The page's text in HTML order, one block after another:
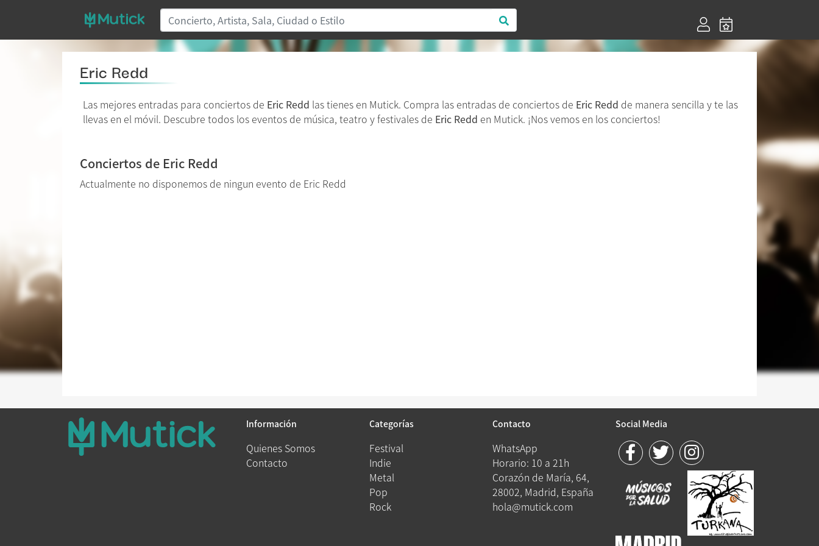
Eric Redd
Las mejores entradas para conciertos de Eric Redd las tienes en Mutick. Compra las entradas de conciertos de Eric Redd de manera sencilla y te las
llevas en el móvil. Descubre todos los eventos de música, teatro y festivales de Eric Redd en Mutick. ¡Nos vemos en los conciertos!
Conciertos de Eric Redd
Actualmente no disponemos de ningun evento de Eric Redd
Información
Quienes Somos
Contacto
Categorías
Festival
Indie
Metal
Pop
Rock
Contacto
WhatsApp
Horario: 10 a 21h
Corazón de María, 64,
28002, Madrid, España
hola@mutick.com
Social Media